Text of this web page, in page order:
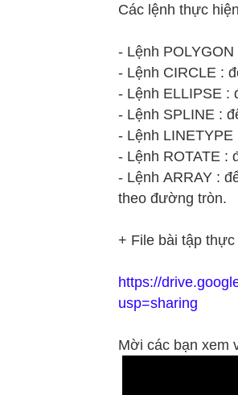
Các lệnh thực
- Lệnh
- Lệnh CIRCLE :
- Lệnh ELLIPSE :
- Lệnh SPLINE :
- Lệnh
- Lệnh ROTATE :
- Lệnh ARRAY :
theo đường tròn.
+ File bài tập
https://
usp=sharing
Mời các bạn xem